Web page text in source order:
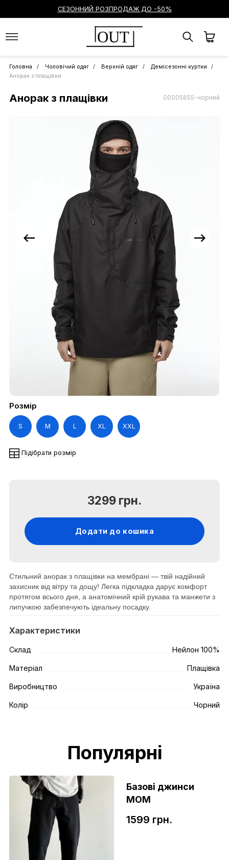
СЕЗОННИЙ РОЗПРОДАЖ ДО -50%
OUT
Головна Чоловічий одяг Верхній одяг
Демісезонні куртки
Анорак з плащівки
Анорак з плащівки 00005855-чорний
Розмір
S M L XL XXL
Підібрати розмір
3299 грн.
Додати до кошика
Стильний анорак з плащівки на мембрані — твій надійний
захисник від вітру та дощу! Легка підкладка дарує комфорт
протягом всього дня, а анатомічний крій рукава та манжети з
липучкою забезпечують ідеальну посадку.
Характеристики
Склад Нейлон 100%
Матеріал Плащівка
Виробництво Україна
Колір Чорний
Популярні
Базові джинси
МОМ
1599 грн.